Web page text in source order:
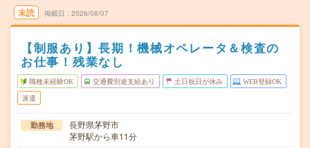
未読 掲載日 2026/08/07
【制服あり】長期！機械オペレータ＆検査の
お仕事！残業なし
職種未経験OK 交通費別途支給あり 土日祝日が休み WEB登録OK
派遣
勤務地
長野県茅野市
茅野駅から車11分